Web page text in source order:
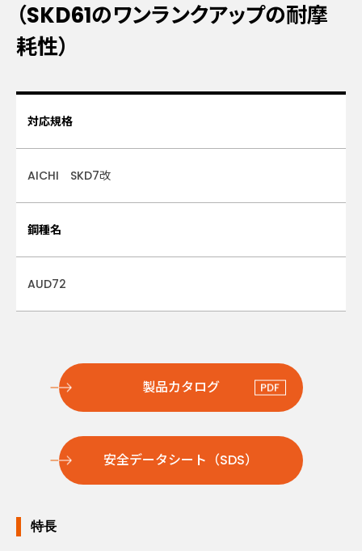
（SKD61のワンランクアップの耐摩
耗性）
対応規格
AICHI SKD7改
鋼種名
AUD72
製品カタログ
安全データシート（SDS）
特長